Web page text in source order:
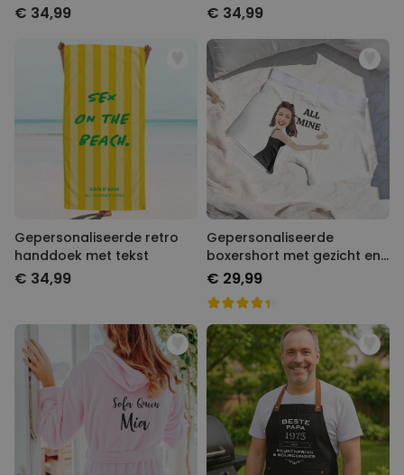
€ 34,99
symbool
€ 34,99
Gepersonaliseerde retro
handdoek met tekst
€ 34,99
Gepersonaliseerde
boxershort met gezicht en
tekst
€ 29,99